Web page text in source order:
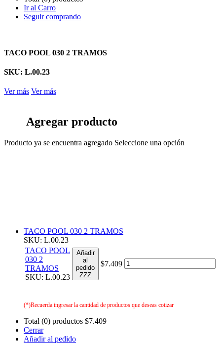
Ir al Carro
Seguir comprando
TACO POOL 030 2 TRAMOS
SKU: L.00.23
Ver más Ver más
Agregar producto
Producto ya se encuentra agregado Seleccione una opción
TACO POOL 030 2 TRAMOS
SKU: L.00.23
TACO POOL
030 2
TRAMOS
SKU: L.00.23
Añadir
al
pedido
ZZZ
$7.409
(*)Recuerda ingresar la cantidad de productos que deseas cotizar
Total (0) productos $7.409
Cerrar
Añadir al pedido